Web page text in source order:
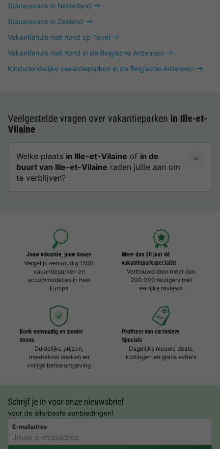
Stacaravans in Nederland
Stacaravans in Zeeland
Vakantiehuis met hond op Texel
Vakantiehuis met hond in de Belgische Ardennen
Kindvriendelijke vakantieparken in de Belgische Ardennen
Veelgestelde vragen over vakantieparken in Ille-et-
Vilaine
Welke plaats in Ille-et-Vilaine of in de
buurt van Ille-et-Vilaine raden jullie aan om
te verblijven?
Jouw vakantie, jouw keuze
Vergelijk eenvoudig 1500
vakantieparken en
accommodaties in heel
Europa
Meer dan 20 jaar dé
vakantieparkspecialist
Vertrouwd door meer dan
200.000 reizigers met
eerlijke reviews
Boek eenvoudig en zonder
stress
Duidelijke prijzen,
moeiteloos boeken en
veilige betaalomgeving
Profiteer van exclusieve
Specials
Dagelijks nieuwe deals,
kortingen en gratis extra's
Schrijf je in voor onze nieuwsbrief
voor de allerbeste aanbiedingen!
E-mailadres